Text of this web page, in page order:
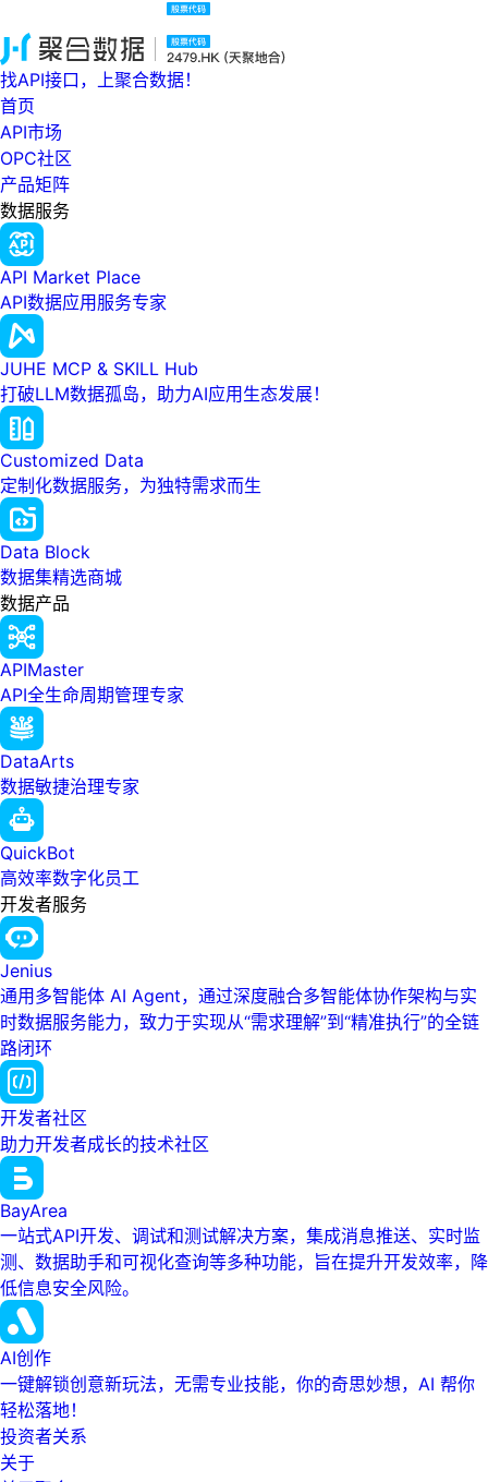
找API接口，上聚合数据！
首页
API市场
OPC社区
产品矩阵
数据服务
API Market Place
API数据应用服务专家
JUHE MCP & SKILL Hub
打破LLM数据孤岛，助力AI应用生态发展！
Customized Data
定制化数据服务，为独特需求而生
Data Block
数据集精选商城
数据产品
APIMaster
API全生命周期管理专家
DataArts
数据敏捷治理专家
QuickBot
高效率数字化员工
开发者服务
Jenius
通用多智能体 AI Agent，通过深度融合多智能体协作架构与实
时数据服务能力，致力于实现从“需求理解”到“精准执行”的全链
路闭环
开发者社区
助力开发者成长的技术社区
BayArea
一站式API开发、调试和测试解决方案，集成消息推送、实时监
测、数据助手和可视化查询等多种功能，旨在提升开发效率，降
低信息安全风险。
AI创作
一键解锁创意新玩法，无需专业技能，你的奇思妙想，AI 帮你
轻松落地！
投资者关系
关于